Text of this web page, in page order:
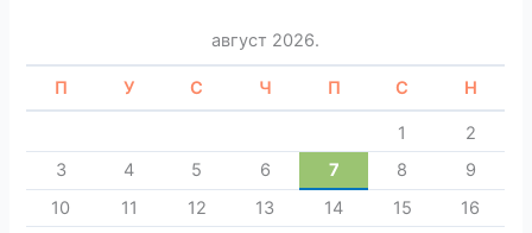
август 2026.
П У С Ч П С Н
1
2
3
4 5 6 7 8
9
10
11 12 13 14 15
16